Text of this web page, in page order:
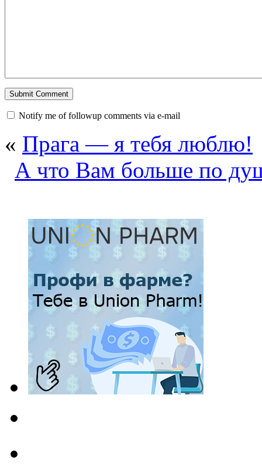
Notify me of followup comments via e-mail
« Прага — я тебя люблю!
А что Вам больше по